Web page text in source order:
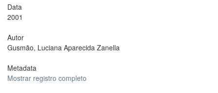
Data
2001
Autor
Gusmão, Luciana Aparecida Zanella
Metadata
Mostrar registro completo